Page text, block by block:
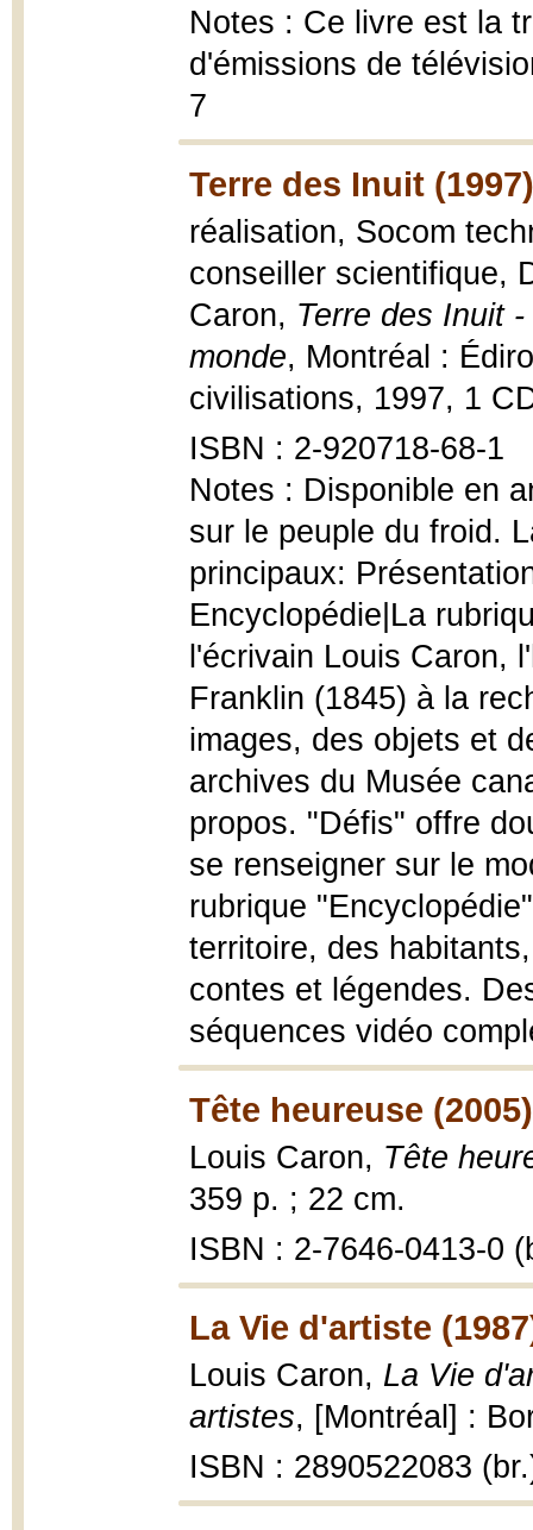
Notes : Ce livre est la
d'émissions de
7
Terre des Inuit (1997)
réalisation, Socom
conseiller scientifique,
Caron, Terre des Inuit
monde, Montréal :
civilisations, 1997, 1
ISBN : 2-920718-68-1
Notes : Disponible en
sur le peuple du froid.
principaux:
Encyclopédie|La
l'écrivain Louis Caron,
Franklin (1845) à la
images, des objets et
archives du Musée
propos. "Défis" offre
se renseigner sur le
rubrique
territoire, des
contes et légendes.
séquences vidéo
Tête heureuse (2005)
Louis Caron, Tête
359 p. ; 22 cm.
ISBN : 2-7646-0413-0
La Vie d'artiste
Louis Caron, La Vie
artistes, [Montréal] :
ISBN : 2890522083